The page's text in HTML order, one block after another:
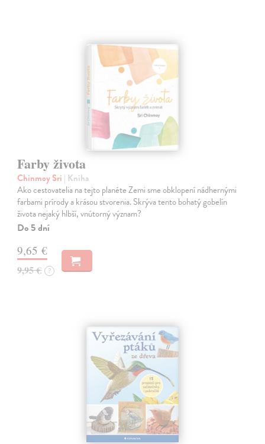
Farby života
Chinmoy Sri | Kniha
Ako cestovatelia na tejto planéte Zemi sme obklopení nádhernými
farbami prírody a krásou stvorenia. Skrýva tento bohatý gobelín
života nejaký hlbší, vnútorný význam?
Do 5 dní
9,65 €
9,95 € ?